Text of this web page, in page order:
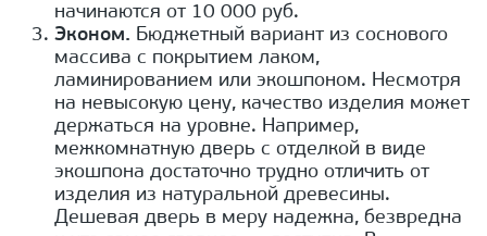
начинаются от 10 000 руб.
Эконом. Бюджетный вариант из соснового
массива с покрытием лаком,
ламинированием или экошпоном. Несмотря
на невысокую цену, качество изделия может
держаться на уровне. Например,
межкомнатную дверь с отделкой в виде
экошпона достаточно трудно отличить от
изделия из натуральной древесины.
Дешевая дверь в меру надежна, безвредна